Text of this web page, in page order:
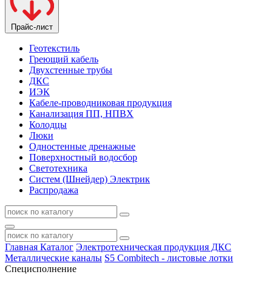
Прайс-лист
Геотекстиль
Греющий кабель
Двухстенные трубы
ДКС
ИЭК
Кабеле-проводниковая продукция
Канализация ПП, НПВХ
Колодцы
Люки
Одностенные дренажные
Поверхностный водосбор
Светотехника
Систем (Шнейдер) Электрик
Распродажа
Главная Каталог Электротехническая продукция ДКС
Металлические каналы S5 Combitech - листовые лотки
Специсполнение